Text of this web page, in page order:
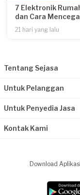
7 Elektronik
dan Cara
21 hari yang lalu
Tentang Sejasa
Untuk Pelanggan
Untuk Penyedia Jasa
Kontak Kami
Download